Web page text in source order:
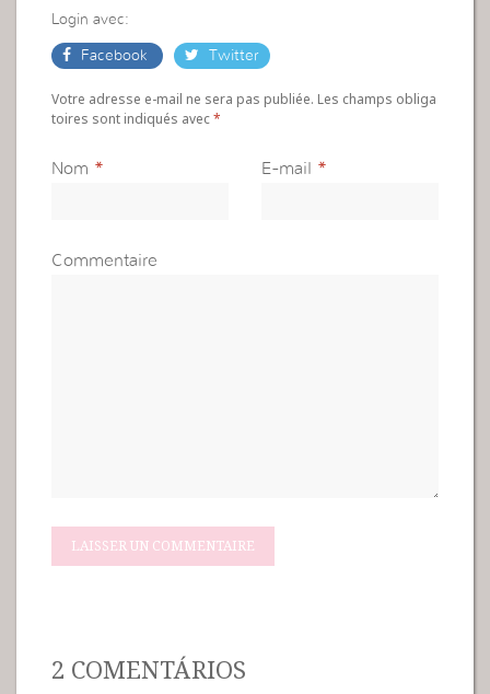
Login avec:
Facebook Twitter
Votre adresse e-mail ne sera pas publiée. Les champs obliga
toires sont indiqués avec*
Nom * E-mail *
Commentaire
2 COMENTÁRIOS